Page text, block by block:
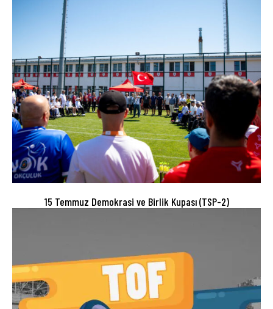
15 Temmuz Demokrasi ve Birlik Kupası (TSP-2)